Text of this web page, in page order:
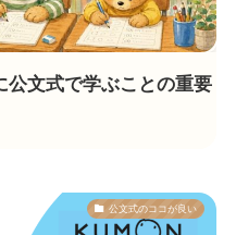
公文式で学ぶことの重要
公文式のココが良い